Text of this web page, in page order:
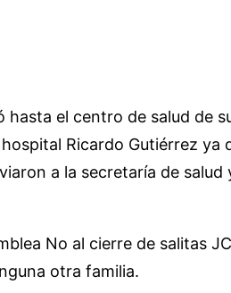
hasta el centro de salud de
Ricardo Gutiérrez ya
a la secretaría de
No al cierre de salitas
otra familia.